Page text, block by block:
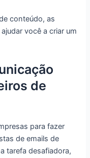
conteúdo, as
você a criar um
de
para fazer
de emails de
tarefa desafiadora,